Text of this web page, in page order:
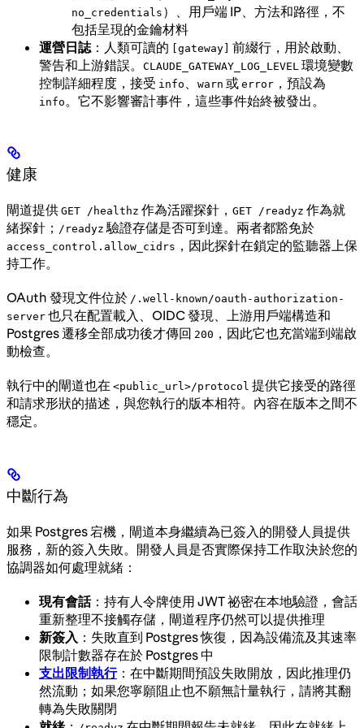
no_credentials ）、用戶端 IP、方法和路徑，不
包括呈現的金鑰材料
運營日誌 ：人類可讀的 [gateway] 前綴行，用於啟動、
警告和上游錯誤。
CLAUDE_GATEWAY_LOG_LEVEL 環境變數
控制詳細程度，接受 info warn 或 error ，預設為
info 。它不影響審計事件，這些事件始終被發出。
健康
閘道提供 GET /healthz 作為活躍探針， GET /readyz 作為就
緒探針； /readyz 驗證存儲是否可到達。兩者都豁免於
access_control.allow_cidrs ，因此探針在鎖定的監聽器上保
持工作。
OAuth 發現文件位於 /.well-known/oauth-authorization-
server 也只在配置載入、OIDC 發現、上游用戶端構造和
Postgres 遷移全部成功後才傳回 200 ，因此它也充當端到端啟
動檢查。
執行中的閘道也在 <public_url>/protocol 提供它接受的路徑
和請求形狀的描述，與您執行的版本相符。內容在版本之間不
穩定。
中斷行為
如果 Postgres 宕機，閘道本身繼續為已簽入的開發人員提供
服務，新的簽入失敗。開發人員是否實際保持工作取決於您的
協調器如何處理就緒：
現有會話：持有人令牌使用 JWT 祕密在本地驗證，會話
重新整理不接觸存儲，閘道程序仍然可以提供推理
新簽入 ：失敗直到 Postgres 恢復，因為設備流及其速率
限制計數器存在於 Postgres 中
支出限制執行：在中斷期間預設失敗開放，因此推理仍
然流動；如果您寧願阻止也不願無計量執行，請將其翻
轉為失敗關閉